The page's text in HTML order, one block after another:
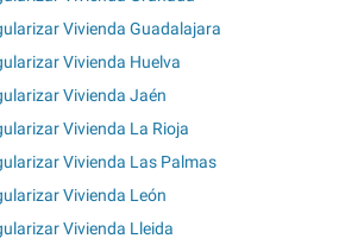
Vivienda Guadalajara
Vivienda Huelva
Vivienda Jaén
Vivienda La Rioja
Vivienda Las Palmas
Vivienda León
Vivienda Lleida